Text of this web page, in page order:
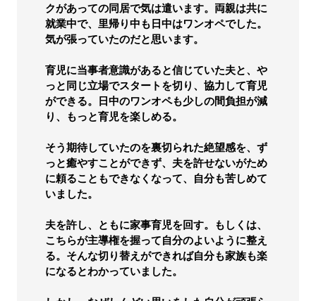
クがあっての同居で気は遣います。両親は共に
就業中で、里帰り中も日中はワンオペでした。
気が張っていたのだと思います。
育児に当事者意識があると信じていた夫と、や
っと同じ立場でスタートを切り、協力して育児
ができる。日中のワンオペも少しの間負担が減
り、もっと育児を楽しめる。
そう期待していたのを裏切られた絶望感を、ず
っと癒やすことができず、夫を許せないがため
に頼ることもできなくなって、自分も苦しめて
いました。
夫を許し、ともに家事育児を回す。もしくは、
こちらが主導権を握って自分のよいように整え
る。そんな切り替えができれば自分も家族も楽
になるとわかっていました。